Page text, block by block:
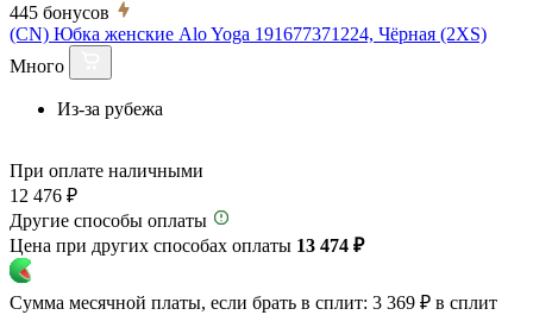
445 бонусов
(CN) Юбка женские Alo Yoga 191677371224, Чёрная (2XS)
Много
Из-за рубежа
При оплате наличными
12 476 ₽
Другие способы оплаты
Цена при других способах оплаты 13 474 ₽
Сумма месячной платы, если брать в сплит: 3 369 ₽ в сплит